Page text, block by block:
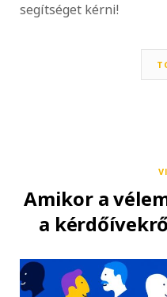
segítséget kérni!
Amikor a
a